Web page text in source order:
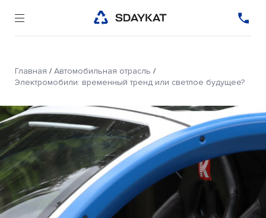
Главная / Автомобильная отрасль /
Электромобили: временный тренд или светлое будущее?